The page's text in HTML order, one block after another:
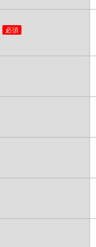
必須